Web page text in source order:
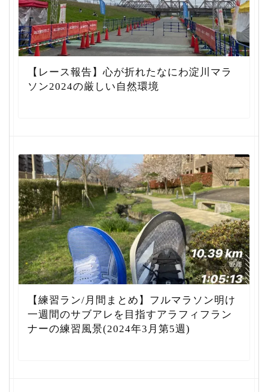
【レース報告】心が折れたなにわ淀川マラ
ソン2024の厳しい自然環境
【練習ラン/月間まとめ】フルマラソン明け
一週間のサブアレを目指すアラフィフラン
ナーの練習風景(2024年3月第5週)